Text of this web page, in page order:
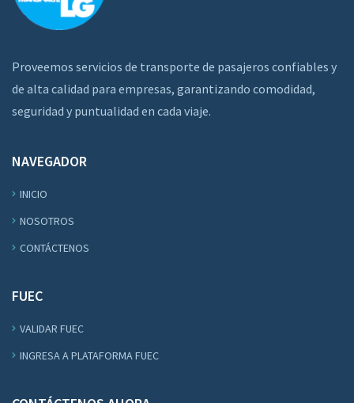
Proveemos servicios de transporte de pasajeros confiables y
de alta calidad para empresas, garantizando comodidad,
seguridad y puntualidad en cada viaje.
NAVEGADOR
INICIO
NOSOTROS
CONTÁCTENOS
FUEC
VALIDAR FUEC
INGRESA A PLATAFORMA FUEC